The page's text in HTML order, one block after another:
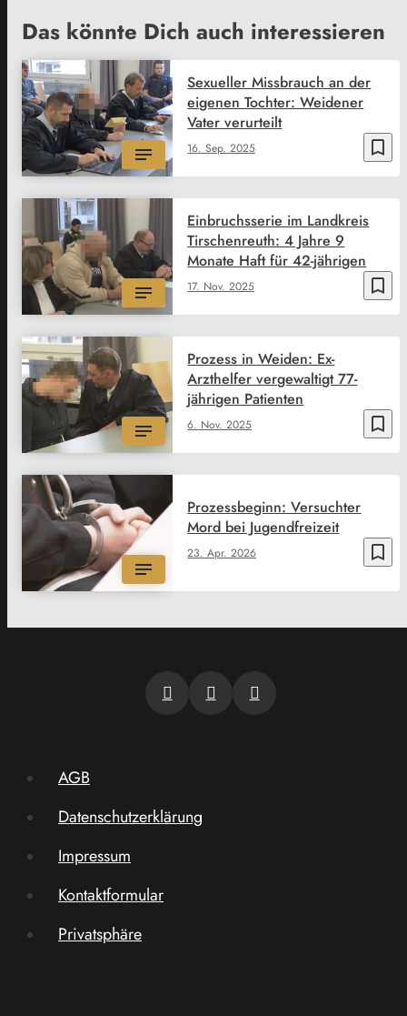
Das könnte Dich auch interessieren
bookmark_border
16. Sep. 2025
Sexueller Missbrauch an der
eigenen Tochter: Weidener
Vater verurteilt
bookmark_border
17. Nov. 2025
Einbruchsserie im Landkreis
Tirschenreuth: 4 Jahre 9
Monate Haft für 42-jährigen
bookmark_border
6. Nov. 2025
Prozess in Weiden: Ex-
Arzthelfer vergewaltigt 77-
jährigen Patienten
bookmark_border
23. Apr. 2026
Prozessbeginn: Versuchter
Mord bei Jugendfreizeit
AGB
Datenschutzerklärung
Impressum
Kontaktformular
Privatsphäre